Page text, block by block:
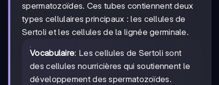
spermatozoïdes. Ces tubes contiennent deux
types cellulaires principaux : les cellules de
Sertoli et les cellules de la lignée germinale.
Vocabulaire: Les cellules de Sertoli sont
des cellules nourricières qui soutiennent le
développement des spermatozoïdes.